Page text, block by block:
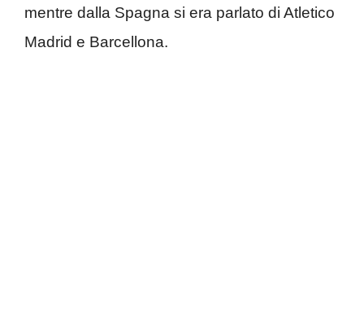
mentre dalla Spagna si era parlato di Atletico
Madrid e Barcellona.